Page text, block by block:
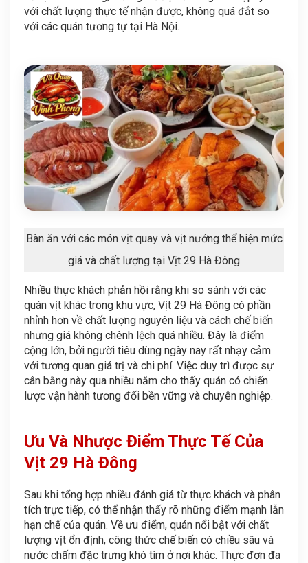
với chất lượng thực tế nhận được, không quá đắt so
với các quán tương tự tại Hà Nội.
Bàn ăn với các món vịt quay và vịt nướng thể hiện mức
giá và chất lượng tại Vịt 29 Hà Đông
Nhiều thực khách phản hồi rằng khi so sánh với các
quán vịt khác trong khu vực, Vịt 29 Hà Đông có phần
nhỉnh hơn về chất lượng nguyên liệu và cách chế biến
nhưng giá không chênh lệch quá nhiều. Đây là điểm
cộng lớn, bởi người tiêu dùng ngày nay rất nhạy cảm
với tương quan giá trị và chi phí. Việc duy trì được sự
cân bằng này qua nhiều năm cho thấy quán có chiến
lược vận hành tương đối bền vững và chuyên nghiệp.
Ưu Và Nhược Điểm Thực Tế Của
Vịt 29 Hà Đông
Sau khi tổng hợp nhiều đánh giá từ thực khách và phân
tích trực tiếp, có thể nhận thấy rõ những điểm mạnh lẫn
hạn chế của quán. Về ưu điểm, quán nổi bật với chất
lượng vịt ổn định, công thức chế biến có chiều sâu và
nước chấm đặc trưng khó tìm ở nơi khác. Thực đơn đa